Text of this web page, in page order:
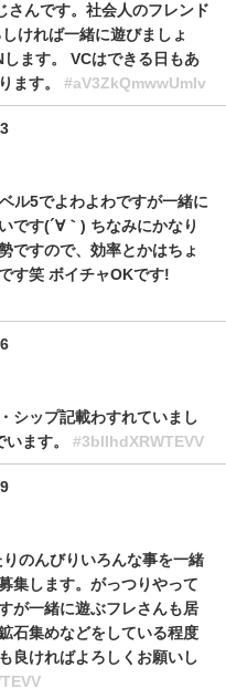
んです。社会人のフレンド
ければ一緒に遊びましょ
ます。 VCはできる日もあ
ます。 #aV3ZkQmwwUmlv
ル5でよわよわですが一緒に
です(´∀｀) ちなみにかなり
ですので、効率とかはちょ
す笑 ボイチャOKです!
シップ記載わすれていまし
ます。 #3bllhdXRWTEVV
のんびりいろんな事を一緒
集します。がっつりやって
が一緒に遊ぶフレさんも居
石集めなどをしている程度
良ければよろしくお願いし